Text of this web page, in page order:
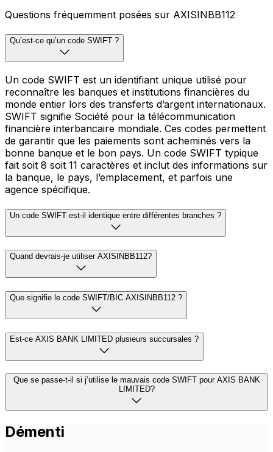
Questions fréquemment posées sur AXISINBB112
Qu’est-ce qu’un code SWIFT ?
Un code SWIFT est un identifiant unique utilisé pour
reconnaître les banques et institutions financières du
monde entier lors des transferts d’argent internationaux.
SWIFT signifie Société pour la télécommunication
financière interbancaire mondiale. Ces codes permettent
de garantir que les paiements sont acheminés vers la
bonne banque et le bon pays. Un code SWIFT typique
fait soit 8 soit 11 caractères et inclut des informations sur
la banque, le pays, l’emplacement, et parfois une
agence spécifique.
Un code SWIFT est-il identique entre différentes branches ?
Quand devrais-je utiliser AXISINBB112?
Que signifie le code SWIFT/BIC AXISINBB112 ?
Est-ce AXIS BANK LIMITED plusieurs succursales ?
Que se passe-t-il si j’utilise le mauvais code SWIFT pour AXIS BANK
LIMITED?
Démenti